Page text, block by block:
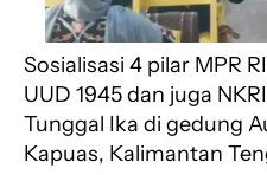
Sosialisasi 4 pilar MPR
UUD 1945 dan juga
Tunggal Ika di gedung
Kapuas, Kalimantan